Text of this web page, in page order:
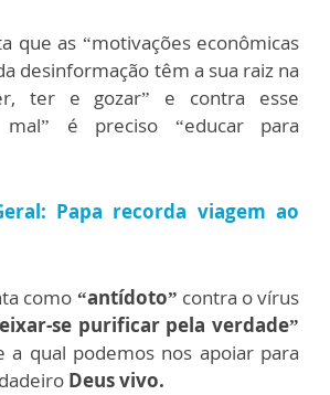
que as “motivações econômicas
desinformação têm a sua raiz na
ter e gozar” e contra esse
é preciso “educar para
Papa recorda viagem ao
como “antídoto” contra o vírus
se purificar pela verdade”
a qual podemos nos apoiar para
Deus vivo.